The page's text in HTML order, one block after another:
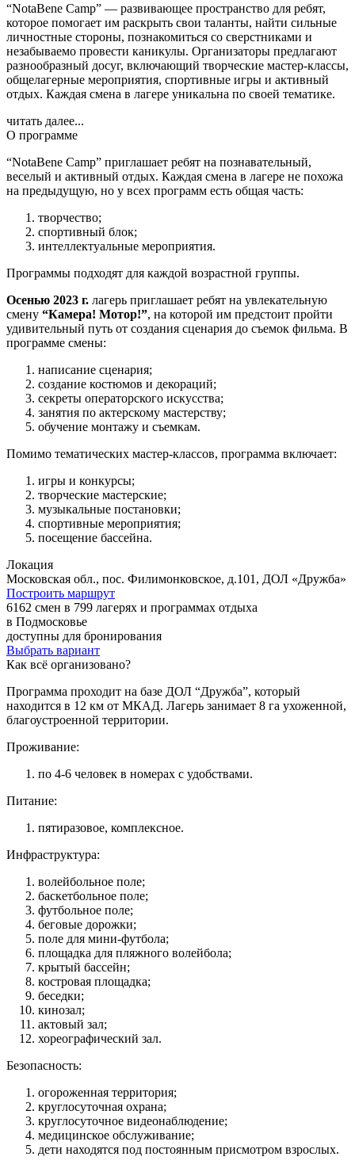
“NotaBene Camp” — развивающее пространство для ребят,
которое помогает им раскрыть свои таланты, найти сильные
личностные стороны, познакомиться со сверстниками и
незабываемо провести каникулы. Организаторы предлагают
разнообразный досуг, включающий творческие мастер-классы,
общелагерные мероприятия, спортивные игры и активный
отдых. Каждая смена в лагере уникальна по своей тематике.
читать далее...
О программе
“NotaBene Camp” приглашает ребят на познавательный,
веселый и активный отдых. Каждая смена в лагере не похожа
на предыдущую, но у всех программ есть общая часть:
творчество;
спортивный блок;
интеллектуальные мероприятия.
Программы подходят для каждой возрастной группы.
Осенью 2023 г. лагерь приглашает ребят на увлекательную
смену “Камера! Мотор!”, на которой им предстоит пройти
удивительный путь от создания сценария до съемок фильма. В
программе смены:
написание сценария;
создание костюмов и декораций;
секреты операторского искусства;
занятия по актерскому мастерству;
обучение монтажу и съемкам.
Помимо тематических мастер-классов, программа включает:
игры и конкурсы;
творческие мастерские;
музыкальные постановки;
спортивные мероприятия;
посещение бассейна.
Локация
Московская обл., пос. Филимонковское, д.101, ДОЛ «Дружба»
Построить маршрут
6162 смен в 799 лагерях и программах отдыха
в Подмосковье
доступны для бронирования
Выбрать вариант
Как всё организовано?
Программа проходит на базе ДОЛ “Дружба”, который
находится в 12 км от МКАД. Лагерь занимает 8 га ухоженной,
благоустроенной территории.
Проживание:
по 4-6 человек в номерах с удобствами.
Питание:
пятиразовое, комплексное.
Инфраструктура:
волейбольное поле;
баскетбольное поле;
футбольное поле;
беговые дорожки;
поле для мини-футбола;
площадка для пляжного волейбола;
крытый бассейн;
костровая площадка;
беседки;
кинозал;
актовый зал;
хореографический зал.
Безопасность:
огороженная территория;
круглосуточная охрана;
круглосуточное видеонаблюдение;
медицинское обслуживание;
дети находятся под постоянным присмотром взрослых.